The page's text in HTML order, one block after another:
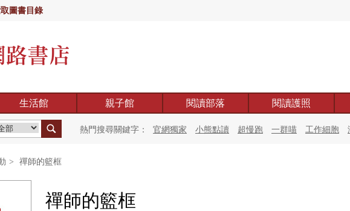
圖書目錄
生活館 親子館 閱讀部落 閱讀護照
熱門搜尋關鍵字： 官網獨家 小熊點讀 超慢跑 一群喵 工作細胞
> 禪師的籃框
禪師的籃框